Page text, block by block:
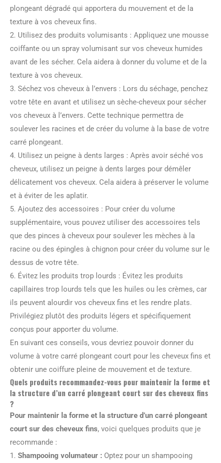
plongeant dégradé qui apportera du mouvement et de la
texture à vos cheveux fins.
2. Utilisez des produits volumisants : Appliquez une mousse
coiffante ou un spray volumisant sur vos cheveux humides
avant de les sécher. Cela aidera à donner du volume et de la
texture à vos cheveux.
3. Séchez vos cheveux à l’envers : Lors du séchage, penchez
votre tête en avant et utilisez un sèche-cheveux pour sécher
vos cheveux à l’envers. Cette technique permettra de
soulever les racines et de créer du volume à la base de votre
carré plongeant.
4. Utilisez un peigne à dents larges : Après avoir séché vos
cheveux, utilisez un peigne à dents larges pour démêler
délicatement vos cheveux. Cela aidera à préserver le volume
et à éviter de les aplatir.
5. Ajoutez des accessoires : Pour créer du volume
supplémentaire, vous pouvez utiliser des accessoires tels
que des pinces à cheveux pour soulever les mèches à la
racine ou des épingles à chignon pour créer du volume sur le
dessus de votre tête.
6. Évitez les produits trop lourds : Évitez les produits
capillaires trop lourds tels que les huiles ou les crèmes, car
ils peuvent alourdir vos cheveux fins et les rendre plats.
Privilégiez plutôt des produits légers et spécifiquement
conçus pour apporter du volume.
En suivant ces conseils, vous devriez pouvoir donner du
volume à votre carré plongeant court pour les cheveux fins et
obtenir une coiffure pleine de mouvement et de texture.
Quels produits recommandez-vous pour maintenir la forme et
la structure d’un carré plongeant court sur des cheveux fins
?
Pour maintenir la forme et la structure d’un carré plongeant
court sur des cheveux fins, voici quelques produits que je
recommande :
1. Shampooing volumateur : Optez pour un shampooing